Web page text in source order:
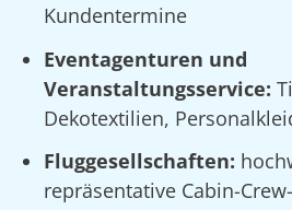
Kundentermine
Eventagenturen und
Veranstaltungsservice:
Dekotextilien,
Fluggesellschaften:
repräsentative Cabin-